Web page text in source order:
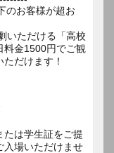
のお客様が超お
いただける「高校
料金1500円でご観
だけます！
は学生証をご提
入場いただけませ